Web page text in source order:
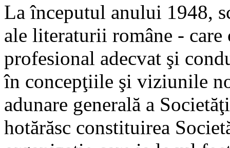
La începutul anului 1948,
ale literaturii române - care
profesional adecvat şi
în concepţiile şi viziunile
adunare generală a
hotărăsc constituirea